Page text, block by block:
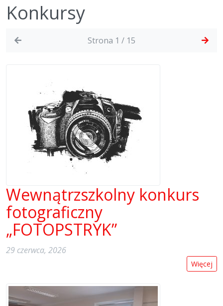
Konkursy
Strona 1 / 15
Wewnątrzszkolny konkurs
fotograficzny
„FOTOPSTRYK”
29 czerwca, 2026
Więcej